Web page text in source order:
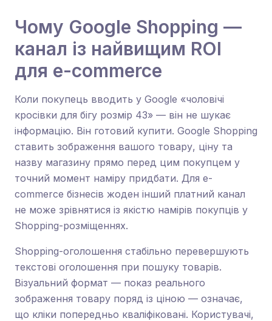
Чому Google Shopping —
канал із найвищим ROI
для e-commerce
Коли покупець вводить у Google «чоловічі
кросівки для бігу розмір 43» — він не шукає
інформацію. Він готовий купити. Google Shopping
ставить зображення вашого товару, ціну та
назву магазину прямо перед цим покупцем у
точний момент наміру придбати. Для e-
commerce бізнесів жоден інший платний канал
не може зрівнятися із якістю намірів покупців у
Shopping-розміщеннях.
Shopping-оголошення стабільно перевершують
текстові оголошення при пошуку товарів.
Візуальний формат — показ реального
зображення товару поряд із ціною — означає,
що кліки попередньо кваліфіковані. Користувачі,